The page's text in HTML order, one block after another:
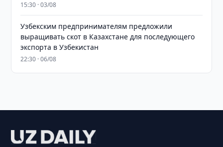
15:30 · 03/08
Узбекским предпринимателям предложили
выращивать скот в Казахстане для последующего
экспорта в Узбекистан
22:30 · 06/08